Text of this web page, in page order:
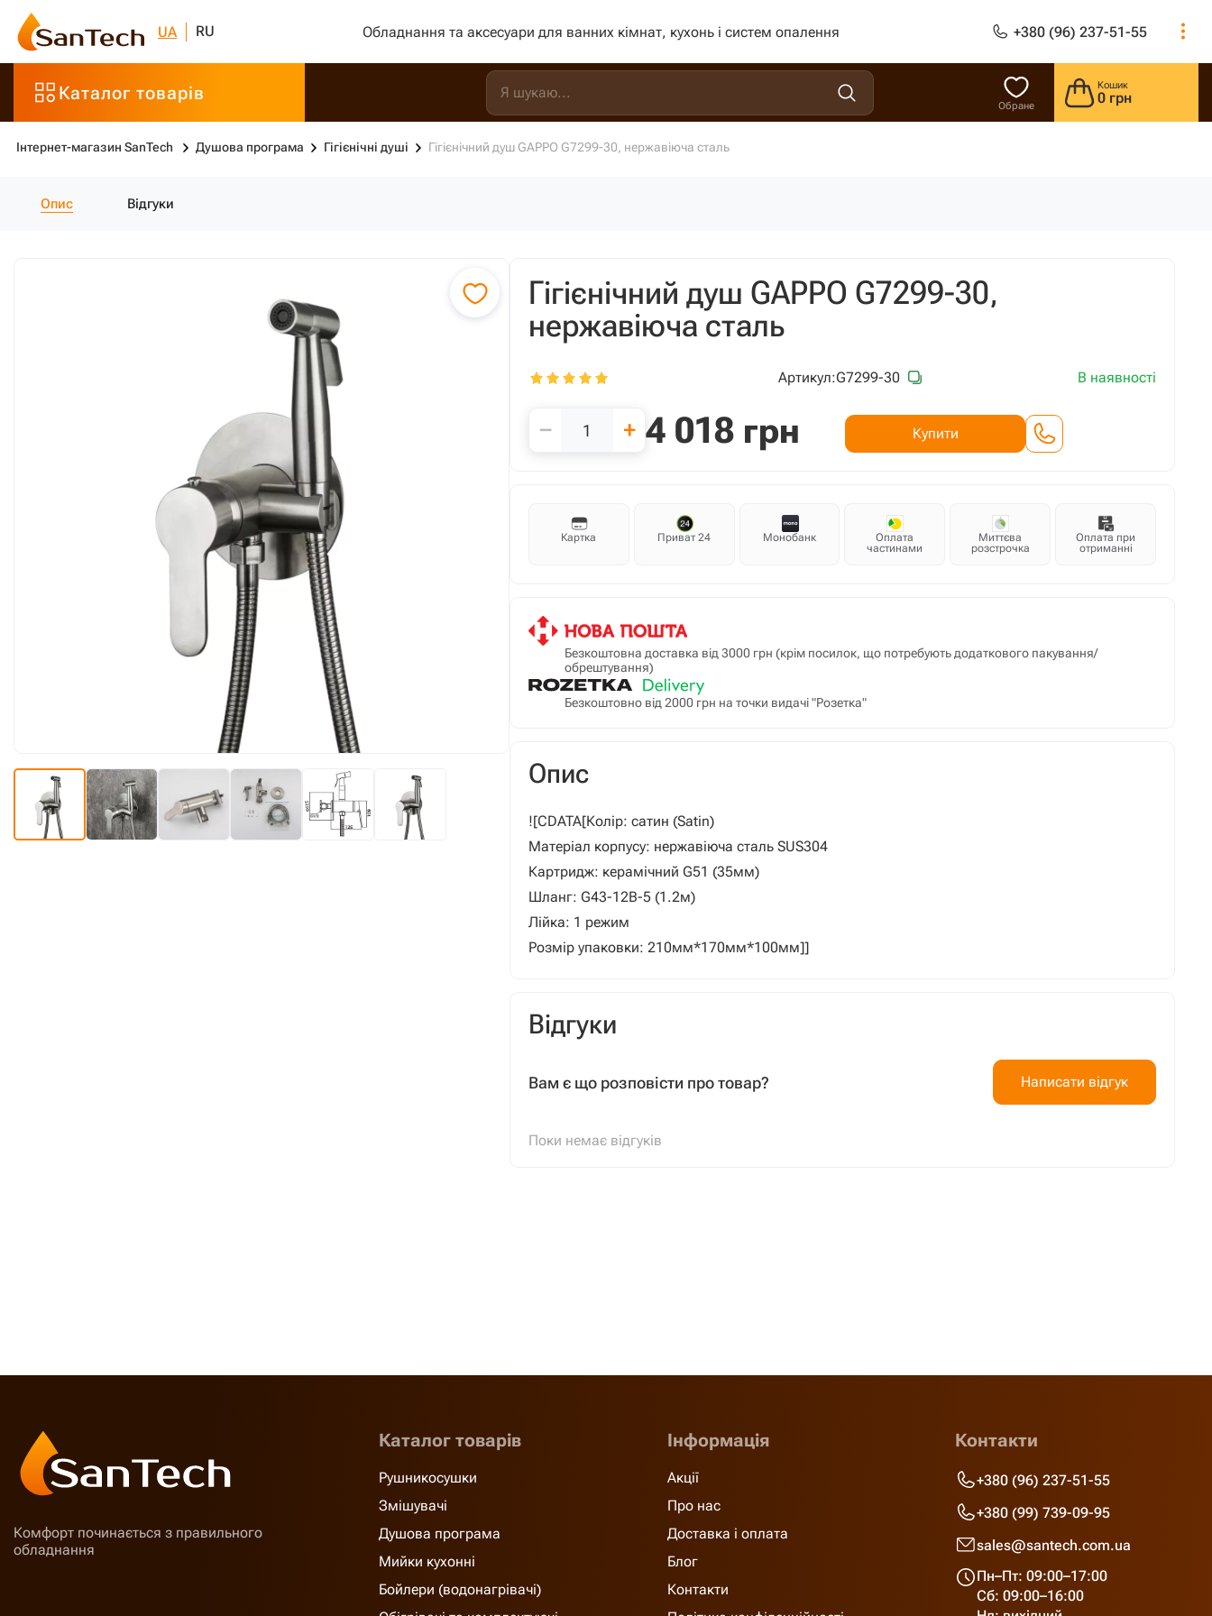
UA RU Обладнання та аксесуари для ванних кімнат, кухонь і систем опалення +380 (96) 237-51-55
Каталог товарів
Обране
Кошик
0 грн
Інтернет-магазин SanTech Душова програма Гігієнічні душі Гігієнічний душ GAPPO G7299-30, нержавіюча сталь
Опис Відгуки
Гігієнічний душ GAPPO G7299-30,
нержавіюча сталь
Артикул:G7299-30 В наявності
− + 4 018 грн Купити
Картка Приват 24 Монобанк
Оплата
частинами
Миттєва
розстрочка
Оплата при
отриманні
Безкоштовна доставка від 3000 грн (крім посилок, що потребують додаткового пакування/
обрештування)
Безкоштовно від 2000 грн на точки видачі "Розетка"
Опис
![CDATA[Колір: сатин (Satin)
Матеріал корпусу: нержавіюча сталь SUS304
Картридж: керамічний G51 (35мм)
Шланг: G43-12В-5 (1.2м)
Лійка: 1 режим
Розмір упаковки: 210мм*170мм*100мм]]
Відгуки
Вам є що розповісти про товар? Написати відгук
Поки немає відгуків
Комфорт починається з правильного
обладнання
Каталог товарів
Рушникосушки
Змішувачі
Душова програма
Мийки кухонні
Бойлери (водонагрівачі)
Інформація
Акції
Про нас
Доставка і оплата
Блог
Контакти
Контакти
+380 (96) 237-51-55
+380 (99) 739-09-95
sales@santech.com.ua
Пн–Пт: 09:00–17:00
Сб: 09:00–16:00